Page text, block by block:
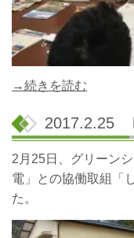
→続きを読む
2017.2.25
2月25日、グリーン
電」との協働取組「
た。